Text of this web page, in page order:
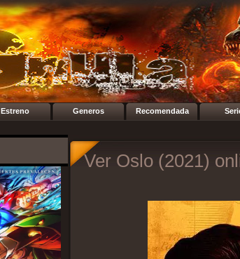
Estreno Generos Recomendada
Ver Oslo (2021)